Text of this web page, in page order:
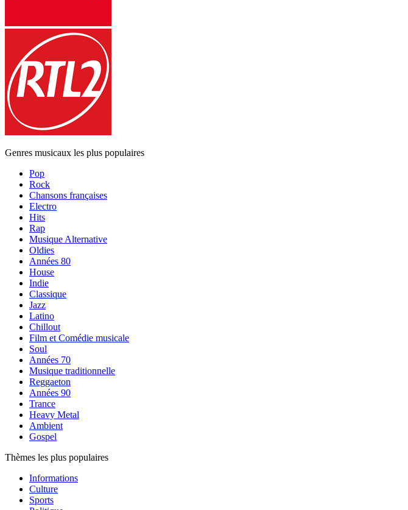
Genres musicaux les plus populaires
Pop
Rock
Chansons françaises
Electro
Hits
Rap
Musique Alternative
Oldies
Années 80
House
Indie
Classique
Jazz
Latino
Chillout
Film et Comédie musicale
Soul
Années 70
Musique traditionnelle
Reggaeton
Années 90
Trance
Heavy Metal
Ambient
Gospel
Thèmes les plus populaires
Informations
Culture
Sports